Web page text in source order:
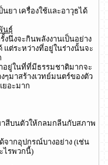
ยา เครื่องใช้และอาวุธได้
นธุ์
งนึงจะกินพลังงานเป็นอย่าง
ต่ระหว่างที่อยู่ในร่างนั้นจะ
อยู่ในที่ที่มีธรรมชาติมากจะ
มาสร้างเวทย์มนตร์ของตัว
ยอะมาก
าสีบนตัวให้กลมกลีนกับสภาพ
จากอุปกรณ์บางอย่าง (เช่น
ไรพวกนี้)